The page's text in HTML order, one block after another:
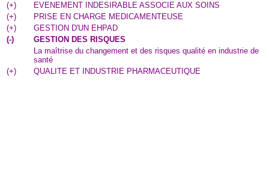
(+)
EVENEMENT INDESIRABLE ASSOCIE AUX SOINS
(+)
PRISE EN CHARGE MEDICAMENTEUSE
(+)
GESTION D'UN EHPAD
(-)
GESTION DES RISQUES
La maîtrise du changement et des risques qualité en industrie de
santé
(+) QUALITE ET INDUSTRIE PHARMACEUTIQUE